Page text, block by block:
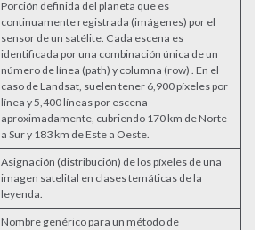
Porción definida del planeta que es
continuamente registrada (imágenes) por el
sensor de un satélite. Cada escena es
identificada por una combinación única de un
número de línea (path) y columna (row) . En el
caso de Landsat, suelen tener 6,900 píxeles por
línea y 5,400 líneas por escena
aproximadamente, cubriendo 170 km de Norte
a Sur y 183 km de Este a Oeste.
Asignación (distribución) de los píxeles de una
imagen satelital en clases temáticas de la
leyenda.
Nombre genérico para un método de